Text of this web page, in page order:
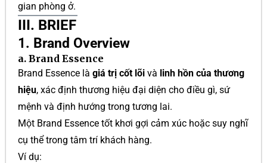
gian phòng ở.
III. BRIEF
1. Brand Overview
a. Brand Essence
Brand Essence là giá trị cốt lõi và linh hồn của thương
hiệu, xác định thương hiệu đại diện cho điều gì, sứ
mệnh và định hướng trong tương lai.
Một Brand Essence tốt khơi gợi cảm xúc hoặc suy nghĩ
cụ thể trong tâm trí khách hàng.
Ví dụ: